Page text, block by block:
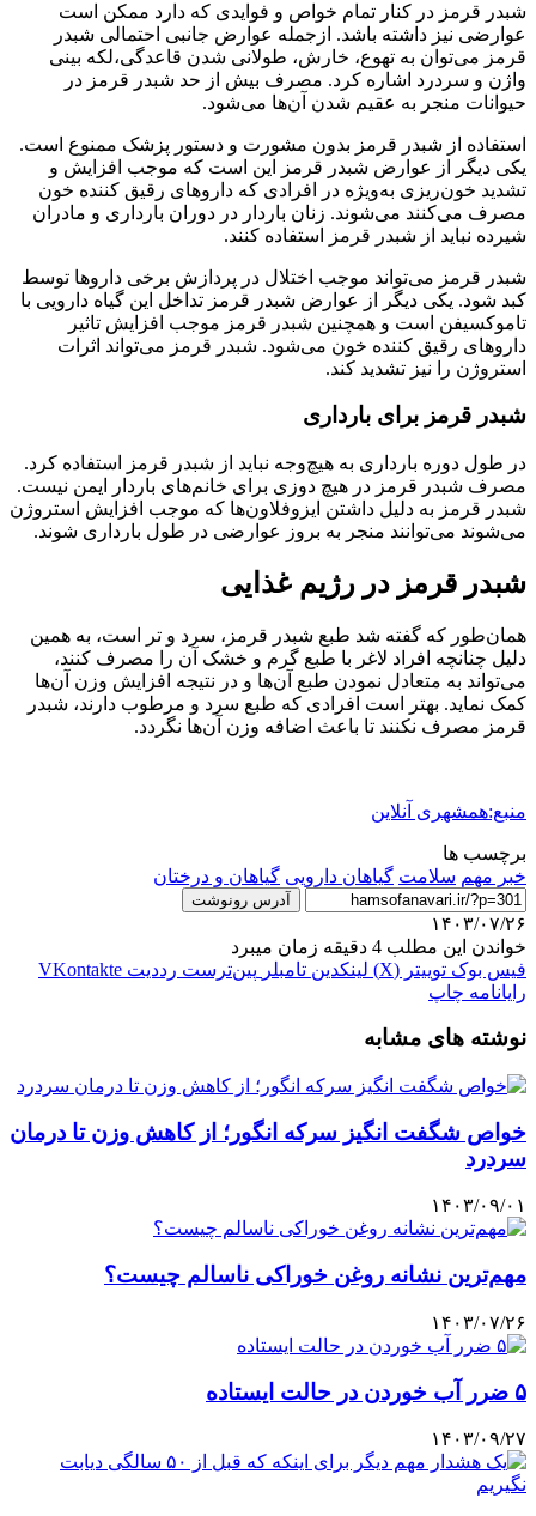
شبدر قرمز در کنار تمام خواص و فوایدی که دارد ممکن است
عوارضی نیز داشته باشد. ازجمله عوارض جانبی احتمالی شبدر
قرمز می‌توان به تهوع، خارش، طولانی شدن قاعدگی،لکه بینی
واژن و سردرد اشاره کرد. مصرف بیش از حد شبدر قرمز در
حیوانات منجر به عقیم شدن آن‌ها می‌شود.
استفاده از شبدر قرمز بدون مشورت و دستور پزشک ممنوع است.
یکی دیگر از عوارض شبدر قرمز این است که موجب افزایش و
تشدید خون‌ریزی به‌ویژه در افرادی که داروهای رقیق کننده خون
مصرف می‌کنند می‌شوند. زنان باردار در دوران بارداری و مادران
شیرده نباید از شبدر قرمز استفاده کنند.
شبدر قرمز می‌تواند موجب اختلال در پردازش برخی داروها توسط
کبد شود. یکی دیگر از عوارض شبدر قرمز تداخل این گیاه دارویی با
تاموکسیفن است و همچنین شبدر قرمز موجب افزایش تاثیر
داروهای رقیق کننده خون می‌شود. شبدر قرمز می‌تواند اثرات
استروژن را نیز تشدید کند.
شبدر قرمز برای بارداری
در طول دوره بارداری به هیچ‌وجه نباید از شبدر قرمز استفاده کرد.
مصرف شبدر قرمز در هیچ دوزی برای خانم‌های باردار ایمن نیست.
شبدر قرمز به دلیل داشتن ایزوفلاون‌ها که موجب افزایش استروژن
می‌شوند می‌توانند منجر به بروز عوارضی در طول بارداری شوند.
شبدر قرمز در رژیم غذایی
همان‌طور که گفته شد طبع شبدر قرمز، سرد و تر است، به همین
دلیل چنانچه افراد لاغر با طبع گرم و خشک آن را مصرف کنند،
می‌تواند به متعادل نمودن طبع آن‌ها و در نتیجه افزایش وزن آن‌ها
کمک نماید. بهتر است افرادی که طبع سرد و مرطوب دارند، شبدر
قرمز مصرف نکنند تا باعث اضافه وزن آن‌ها نگردد.
منبع:همشهری آنلاین
برچسب ها
خبر مهم سلامت گیاهان دارویی گیاهان و درختان
آدرس رونوشت
۱۴۰۳/۰۷/۲۶
خواندن این مطلب 4 دقیقه زمان میبرد
فیس بوک توییتر (X) لینکدین ‫تامبلر ‫پین‌ترست ‫رددیت ‫VKontakte
رایانامه چاپ
نوشته های مشابه
خواص شگفت انگیز سرکه انگور؛ از کاهش وزن تا درمان
سردرد
۱۴۰۳/۰۹/۰۱
مهم‌ترین نشانه روغن خوراکی ناسالم چیست؟
۱۴۰۳/۰۷/۲۶
۵ ضرر آب خوردن در حالت ایستاده
۱۴۰۳/۰۹/۲۷